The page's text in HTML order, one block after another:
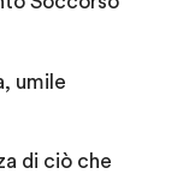
umile
di ciò che